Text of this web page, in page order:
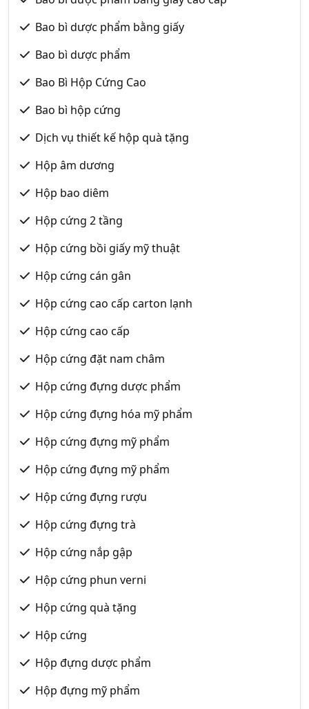
Bao bì dược phẩm bằng giấy
Bao bì dược phẩm
Bao Bì Hộp Cứng Cao
Bao bì hộp cứng
Dịch vụ thiết kế hộp quà tặng
Hộp âm dương
Hộp bao diêm
Hộp cứng 2 tầng
Hộp cứng bồi giấy mỹ thuật
Hộp cứng cán gân
Hộp cứng cao cấp carton lạnh
Hộp cứng cao cấp
Hộp cứng đặt nam châm
Hộp cứng đựng dược phẩm
Hộp cứng đựng hóa mỹ phẩm
Hộp cứng đựng mỹ phẩm
Hộp cứng đựng mỹ phẩm
Hộp cứng đựng rượu
Hộp cứng đựng trà
Hộp cứng nắp gập
Hộp cứng phun verni
Hộp cứng quà tặng
Hộp cứng
Hộp đựng dược phẩm
Hộp đựng mỹ phẩm